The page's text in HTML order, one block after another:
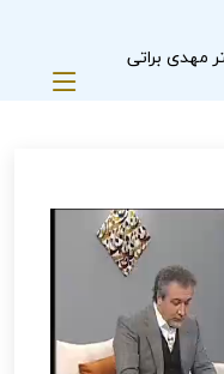
مهدی براتی